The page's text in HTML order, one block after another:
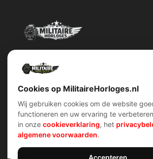
Militairehorloges.nl is de exclusieve importeur
Snel menu
Home
Over ons
Account
Cookiebeleid
Cookies op MilitaireHorloges.nl
Wij gebruiken cookies om de website
functioneren en uw ervaring te
in onze cookieverklaring, het
algemene voorwaarden.
Accepteren